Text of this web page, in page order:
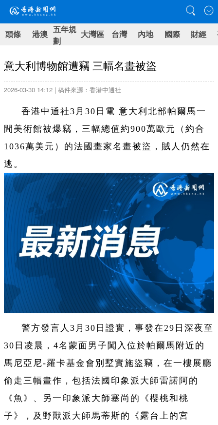
頭條 港澳 五年規
劃
大灣區 台灣 內地 國際 財經
意大利博物館遭竊 三幅名畫被盜
2026-03-30 14:12 | 稿件來源：香港中通社
香港中通社3月30日電 意大利北部帕爾馬一
間美術館被爆竊，三幅總值約900萬歐元（約合
1036萬美元）的法國畫家名畫被盜，賊人仍然在
逃。
警方發言人3月30日證實，事發在29日深夜至
30日凌晨，4名蒙面男子闖入位於帕爾馬附近的
馬尼亞尼-羅卡基金會別墅實施盜竊，在一樓展廳
偷走三幅畫作，包括法國印象派大師雷諾阿的
《魚》、另一印象派大師塞尚的《櫻桃和桃
子》，及野獸派大師馬蒂斯的《露台上的宮